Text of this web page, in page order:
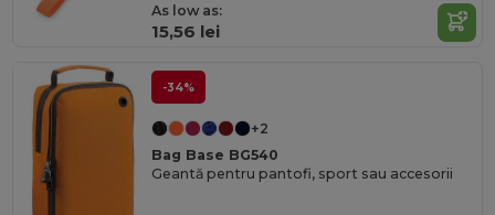
As low as:
15,56 lei
-34%
+2
Bag Base BG540
Geantă pentru pantofi, sport sau accesorii